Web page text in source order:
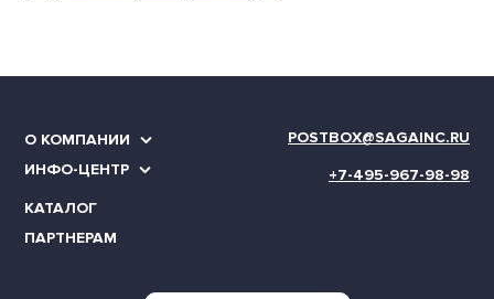
О КОМПАНИИ
ИНФО-ЦЕНТР
КАТАЛОГ
ПАРТНЕРАМ
POSTBOX@SAGAINC.RU
+7-495-967-98-98